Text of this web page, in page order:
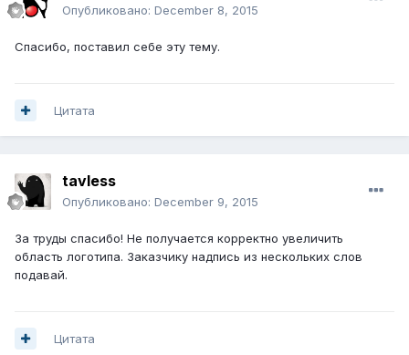
Опубликовано: December 8, 2015
Спасибо, поставил себе эту тему.
Цитата
tavless
Опубликовано: December 9, 2015
За труды спасибо! Не получается корректно увеличить
область логотипа. Заказчику надпись из нескольких слов
подавай.
Цитата